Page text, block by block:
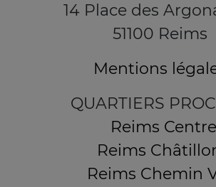
14 Place des
51100 Reims
Mentions
QUARTIERS
Reims Centre
Reims
Reims Chemin